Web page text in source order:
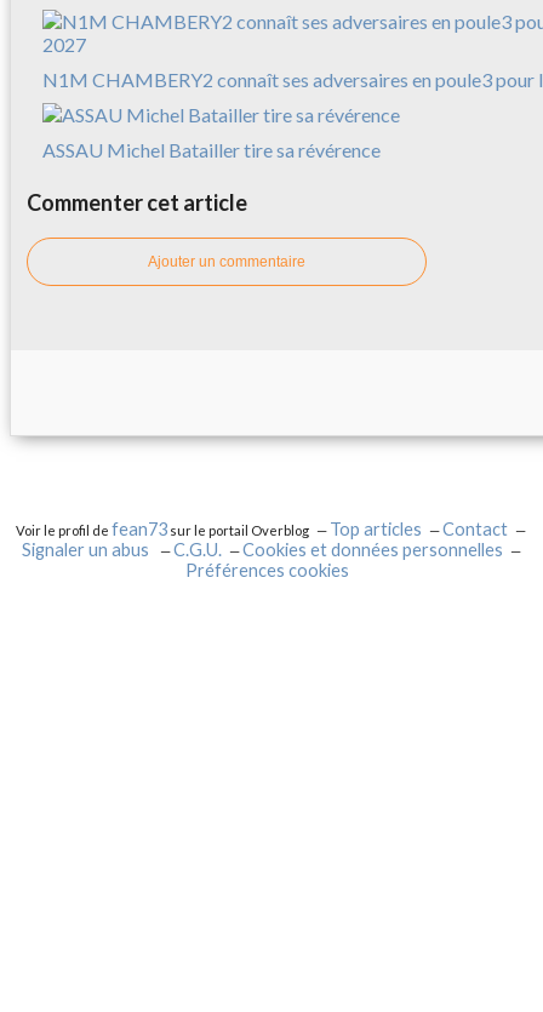
N1M CHAMBERY2 connaît ses adversaires en poule3 pour
ASSAU Michel Batailler tire sa révérence
Commenter cet article
Ajouter un commentaire
Voir le profil defean73 sur le portail Overblog Top articles
Contact
Signaler un abus
C.G.U.
Cookies et données personnelles
Préférences cookies